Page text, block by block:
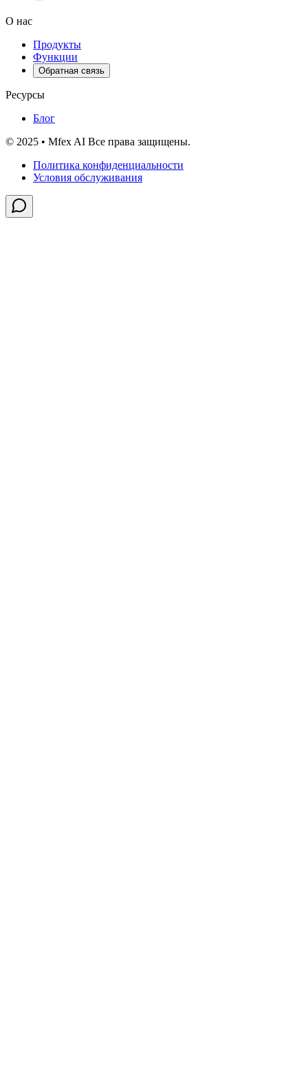
О нас
Продукты
Функции
Обратная связь
Ресурсы
Блог
© 2025 • Mfex AI Все права защищены.
Политика конфиденциальности
Условия обслуживания